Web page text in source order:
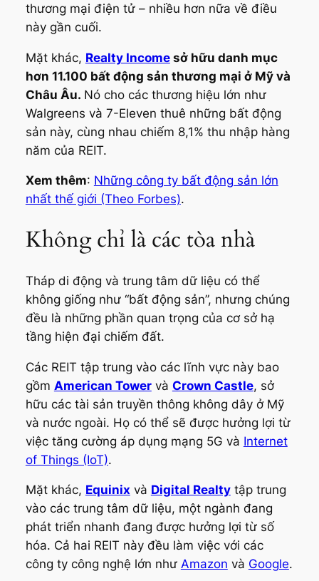
thương mại điện tử – nhiều hơn nữa về điều
này gần cuối.
Mặt khác, Realty Incomesở hữu danh mục
hơn 11.100 bất động sản thương mại ở Mỹ và
Châu Âu. Nó cho các thương hiệu lớn như
Walgreens và 7-Eleven thuê những bất động
sản này, cùng nhau chiếm 8,1% thu nhập hàng
năm của REIT.
Xem thêm: Những công ty bất động sản lớn
nhất thế giới (Theo Forbes).
Không chỉ là các tòa nhà
Tháp di động và trung tâm dữ liệu có thể
không giống như “bất động sản”, nhưng chúng
đều là những phần quan trọng của cơ sở hạ
tầng hiện đại chiếm đất.
Các REIT tập trung vào các lĩnh vực này bao
gồm American Towervà Crown Castle, sở
hữu các tài sản truyền thông không dây ở Mỹ
và nước ngoài. Họ có thể sẽ được hưởng lợi từ
việc tăng cường áp dụng mạng 5G và Internet
of Things (IoT).
Mặt khác, Equinix và Digital Realtytập trung
vào các trung tâm dữ liệu, một ngành đang
phát triển nhanh đang được hưởng lợi từ số
hóa. Cả hai REIT này đều làm việc với các
công ty công nghệ lớn như Amazon và Google.